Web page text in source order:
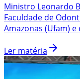
Ministro Leonardo
Faculdade de
Amazonas (Ufam)
Ler matéria